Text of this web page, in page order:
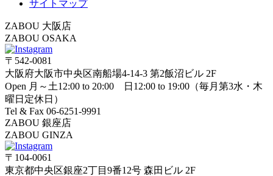
サイトマップ
ZABOU 大阪店
ZABOU OSAKA
〒542-0081
大阪府大阪市中央区南船場4-14-3 第2飯沼ビル 2F
Open 月～土12:00 to 20:00 日12:00 to 19:00（毎月第3水・木
曜日定休日）
Tel & Fax 06-6251-9991
ZABOU 銀座店
ZABOU GINZA
〒104-0061
東京都中央区銀座2丁目9番12号 森田ビル 2F